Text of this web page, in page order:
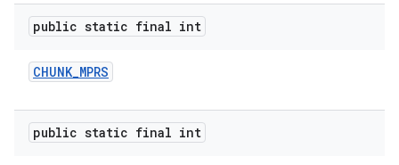
public static final int
CHUNK_MPRS
public static final int